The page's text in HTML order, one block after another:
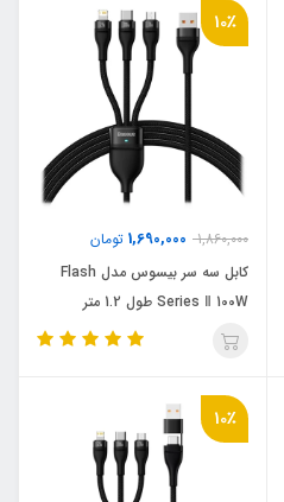
10٪
1,860,000
1,690,000 تومان
کابل سه سر بیسوس مدل Flash
Series Ⅱ 100W طول 1.2 متر
10٪